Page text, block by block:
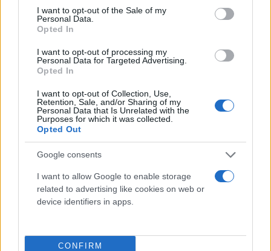
consent section.
I want to opt-out of the Sale of my
Personal Data.
Opted In
I want to opt-out of processing my
Personal Data for Targeted Advertising.
Opted In
I want to opt-out of Collection, Use,
Retention, Sale, and/or Sharing of my
Personal Data that Is Unrelated with the
Purposes for which it was collected.
Opted Out
Google consents
I want to allow Google to enable storage
related to advertising like cookies on web or
device identifiers in apps.
CONFIRM
και με τη Σέρι Ρούνεϊ τον γιο του, Αλεξάντερ.
«Μιλάω λίγα ελληνικά. Το όνομα μου στο
διαβατήριο γράφει Άνιστον. Έζησα στην Ελλάδα για
εκείνη την περίοδο, που η υποκριτική δεν του
απέφερε χρήματα, φοιτούσε στην ιατρική σχολή.
Μείναμε στην Αθήνα για έξι μήνες και μετά
μετακομίσαμε στην Κρήτη. Η οικογένεια μου έχει
εκεί μια καταπληκτική φάρμα. Είμαι ιδιαίτερα
περήφανη για την ελληνική καταγωγή μου».